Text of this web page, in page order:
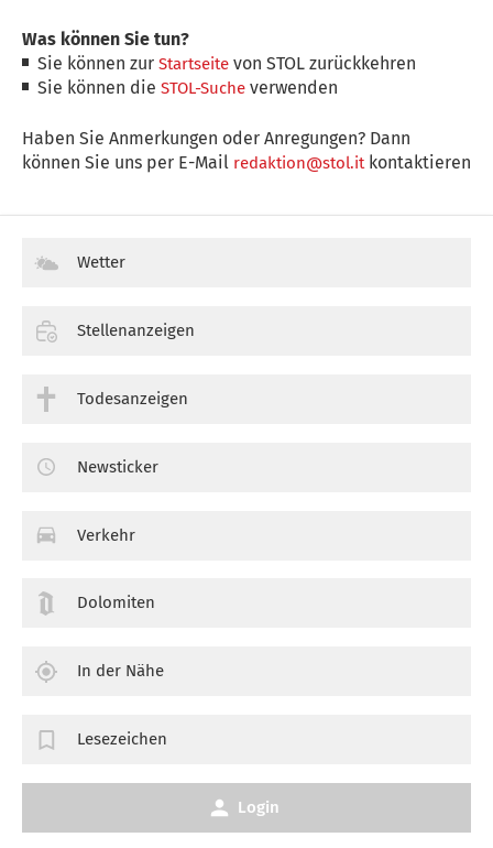
Was können Sie tun?
Sie können zurStartseite von STOL zurückkehren
Sie können dieSTOL-Suche verwenden
Haben Sie Anmerkungen oder Anregungen? Dann
können Sie uns per E-Mail redaktion@stol.itkontaktieren
Wetter
Stellenanzeigen
Todesanzeigen
Newsticker
Verkehr
Dolomiten
In der Nähe
Lesezeichen
Login